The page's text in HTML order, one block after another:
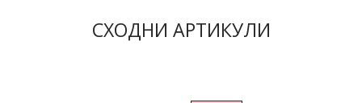
СХОДНИ АРТИКУЛИ